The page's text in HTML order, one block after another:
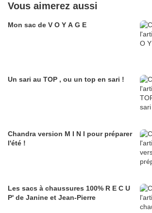
Vous aimerez aussi
Mon sac de V O Y A G E
Un sari au TOP , ou un top en sari !
Chandra version M I N I pour préparer
l'été !
Les sacs à chaussures 100% R E C U
P' de Janine et Jean-Pierre